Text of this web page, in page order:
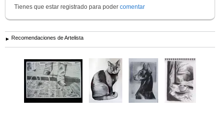
Tienes que estar registrado para poder comentar
Recomendaciones de Artelista